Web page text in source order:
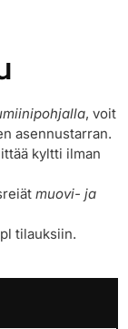
, voit
asennustarran.
kyltti ilman
muovi- ja
tilauksiin.